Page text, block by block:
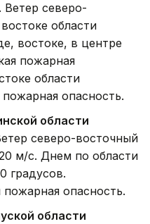
Ветер северо-
области
востоке, в центре
пожарная
области
опасность.
области
северо-восточный
м/с. Днем по области
градусов.
пожарная опасность.
области